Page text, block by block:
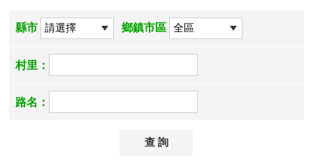
縣市 鄉鎮市區
村里：
路名：